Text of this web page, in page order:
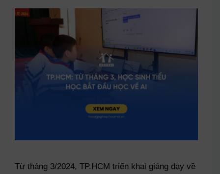
Từ tháng 3/2024, TP.HCM triển khai giảng dạy về